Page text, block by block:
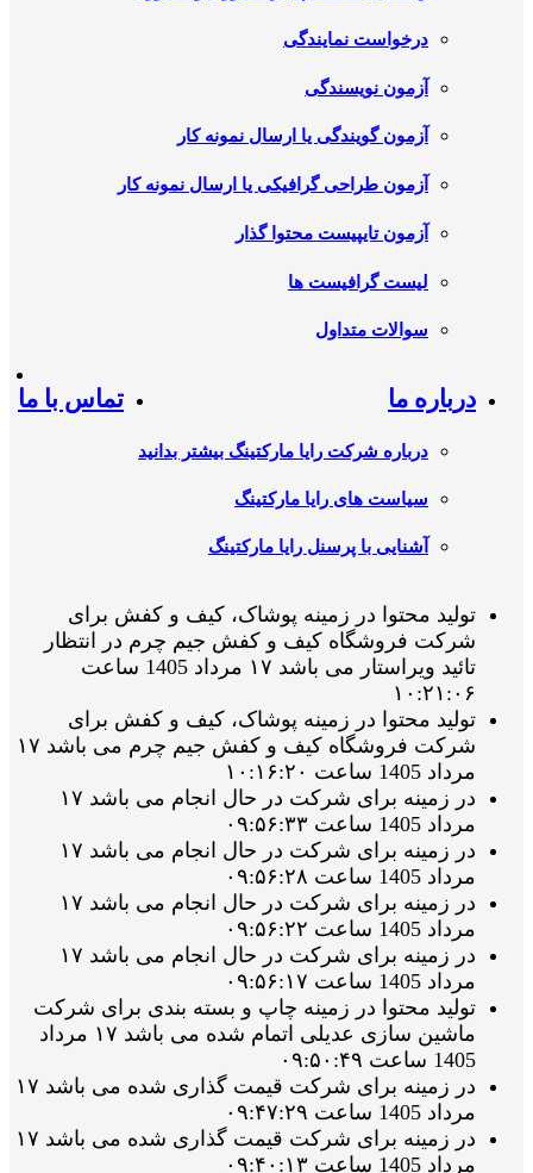
درخواست نمایندگی
آزمون نویسندگی
آزمون گویندگی یا ارسال نمونه کار
آزمون طراحی گرافیکی یا ارسال نمونه کار
آزمون تایپیست محتوا گذار
لیست گرافیست ها
سوالات متداول
درباره ما
درباره شرکت رایا مارکتینگ بیشتر بدانید
سیاست های رایا مارکتینگ
آشنایی با پرسنل رایا مارکتینگ
تماس با ما
تولید محتوا در زمینه پوشاک، کیف و کفش برای
شرکت فروشگاه کیف و کفش جیم چرم در انتظار
تائید ویراستار می باشد ۱۷ مرداد 1405 ساعت
۱۰:۲۱:۰۶
تولید محتوا در زمینه پوشاک، کیف و کفش برای
شرکت فروشگاه کیف و کفش جیم چرم می باشد ۱۷
مرداد 1405 ساعت ۱۰:۱۶:۲۰
در زمینه برای شرکت در حال انجام می باشد ۱۷
مرداد 1405 ساعت ۰۹:۵۶:۳۳
در زمینه برای شرکت در حال انجام می باشد ۱۷
مرداد 1405 ساعت ۰۹:۵۶:۲۸
در زمینه برای شرکت در حال انجام می باشد ۱۷
مرداد 1405 ساعت ۰۹:۵۶:۲۲
در زمینه برای شرکت در حال انجام می باشد ۱۷
مرداد 1405 ساعت ۰۹:۵۶:۱۷
تولید محتوا در زمینه چاپ و بسته بندی برای شرکت
ماشین سازی عدیلی اتمام شده می باشد ۱۷ مرداد
1405 ساعت ۰۹:۵۰:۴۹
در زمینه برای شرکت قیمت گذاری شده می باشد ۱۷
مرداد 1405 ساعت ۰۹:۴۷:۲۹
در زمینه برای شرکت قیمت گذاری شده می باشد ۱۷
مرداد 1405 ساعت ۰۹:۴۰:۱۳